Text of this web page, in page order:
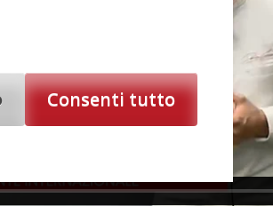
Consenti tutto